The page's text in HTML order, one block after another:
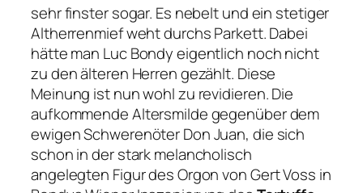
sehr finster sogar. Es nebelt und ein stetiger
Altherrenmief weht durchs Parkett. Dabei
hätte man Luc Bondy eigentlich noch nicht
zu den älteren Herren gezählt. Diese
Meinung ist nun wohl zu revidieren. Die
aufkommende Altersmilde gegenüber dem
ewigen Schwerenöter Don Juan, die sich
schon in der stark melancholisch
angelegten Figur des Orgon von Gert Voss in